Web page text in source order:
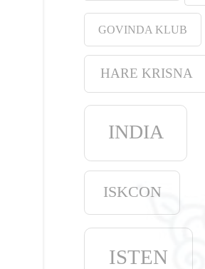
GOVINDA KLUB
HARE KRISNA
INDIA
ISKCON
ISTEN